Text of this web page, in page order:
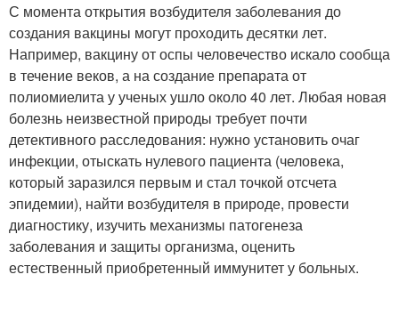
С момента открытия возбудителя заболевания до
создания вакцины могут проходить десятки лет.
Например, вакцину от оспы человечество искало сообща
в течение веков, а на создание препарата от
полиомиелита у ученых ушло около 40 лет. Любая новая
болезнь неизвестной природы требует почти
детективного расследования: нужно установить очаг
инфекции, отыскать нулевого пациента (человека,
который заразился первым и стал точкой отсчета
эпидемии), найти возбудителя в природе, провести
диагностику, изучить механизмы патогенеза
заболевания и защиты организма, оценить
естественный приобретенный иммунитет у больных.